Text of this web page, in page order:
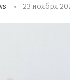
23 ноября